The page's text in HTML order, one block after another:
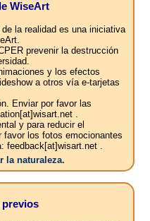
WiseArt
la realidad es una iniciativa
prevenir la destrucción
y los efectos
a otros vía e-tarjetas
Enviar por favor las
.
y para reducir el
los fotos emocionantes
feedback[at]wisart.net .
la naturaleza.